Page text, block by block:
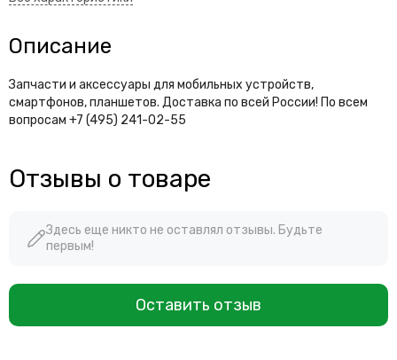
Описание
Запчасти и аксессуары для мобильных устройств,
смартфонов, планшетов. Доставка по всей России! По всем
вопросам +7 (495) 241-02-55
Отзывы о товаре
Здесь еще никто не оставлял отзывы. Будьте
первым!
Оставить отзыв